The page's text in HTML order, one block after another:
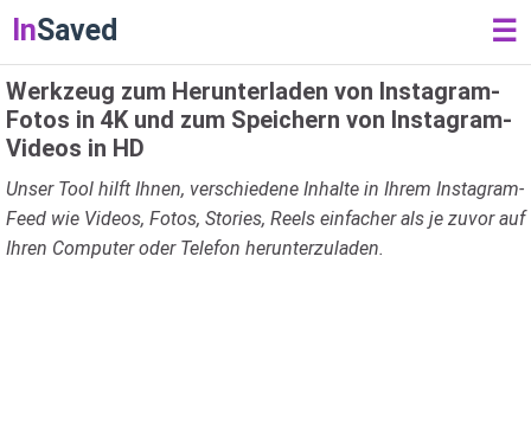
InSaved ☰
Werkzeug zum Herunterladen von Instagram-
Fotos in 4K und zum Speichern von Instagram-
Videos in HD
Unser Tool hilft Ihnen, verschiedene Inhalte in Ihrem Instagram-
Feed wie Videos, Fotos, Stories, Reels einfacher als je zuvor auf
Ihren Computer oder Telefon herunterzuladen.